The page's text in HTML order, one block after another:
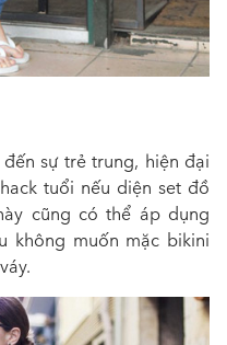
sự trẻ trung, hiện đại
tuổi nếu diện set đồ
cũng có thể áp dụng
không muốn mặc bikini